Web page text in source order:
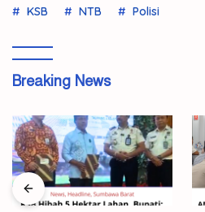
KSB NTB Polisi
Breaking News